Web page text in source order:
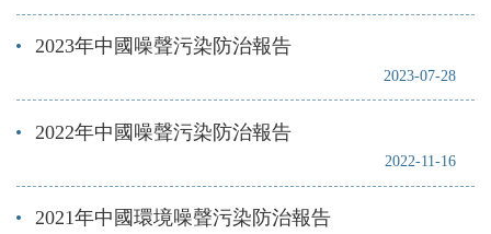
2023-07-28
2023年中國噪聲污染防治報告
2022-11-16
2022年中國噪聲污染防治報告
2021年中國環境噪聲污染防治報告